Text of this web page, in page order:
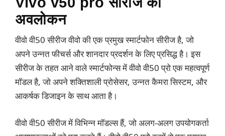
अवलोकन
वीवो वी50 सीरीज वीवो की एक प्रमुख स्मार्टफोन सीरीज है, जो
अपने उन्नत फीचर्स और शानदार प्रदर्शन के लिए प्रसिद्ध है। इस
सीरीज के तहत आने वाले स्मार्टफोन्स में वीवो वी50 प्रो एक महत्वपूर्ण
मॉडल है, जो अपने शक्तिशाली प्रोसेसर, उन्नत कैमरा सिस्टम, और
आकर्षक डिजाइन के साथ आता है।
वीवो वी50 सीरीज में विभिन्न मॉडल्स हैं, जो अलग-अलग उपयोगकर्ता